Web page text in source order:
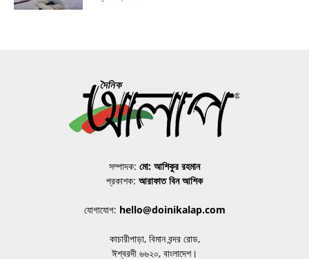
সম্পাদক: মো: আশিকুর রহমান
প্রকাশক: আরাফাত বিন আশিক
যোগাযোগ: hello@doinikalap.com
কাচারীপাড়া, বিমান বন্দর রোড,
ঈশ্বরদী ৬৬২০, বাংলাদেশ।